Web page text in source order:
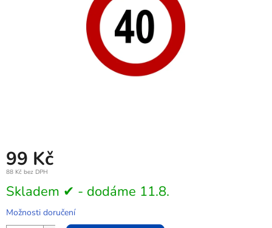
99 Kč
88 Kč bez DPH
Měrná
cena:
Skladem ✔ - dodáme 11.8.
Možnosti doručení